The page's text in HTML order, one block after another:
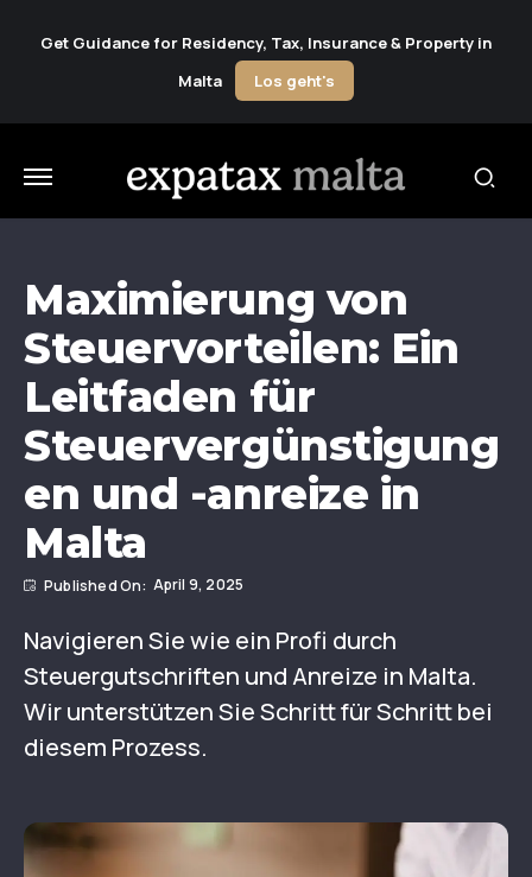
Get Guidance for Residency, Tax, Insurance & Property in
Malta
Los geht's
Maximierung von
Steuervorteilen: Ein
Leitfaden für
Steuervergünstigung
en und -anreize in
Malta
April 9, 2025
Navigieren Sie wie ein Profi durch
Steuergutschriften und Anreize in Malta.
Wir unterstützen Sie Schritt für Schritt bei
diesem Prozess.